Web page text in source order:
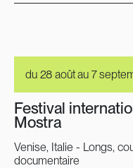
du 28 août au 7
Festival
Mostra
Venise, Italie - Longs,
documentaire